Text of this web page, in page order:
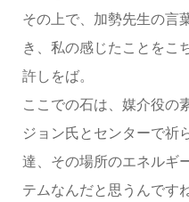
その上で、加勢先生の言
き、私の感じたことをこ
許しをば。
ここでの石は、媒介役の
ジョン氏とセンターで祈
達、その場所のエネルギ
テムなんだと思うんですね